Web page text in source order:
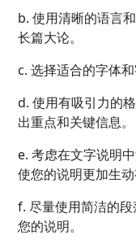
b. 使用清晰的语言
长篇大论。
c. 选择适合的字体
d. 使用有吸引力的
出重点和关键信息。
e. 考虑在文字说明
使您的说明更加生动
f. 尽量使用简洁的
您的说明。